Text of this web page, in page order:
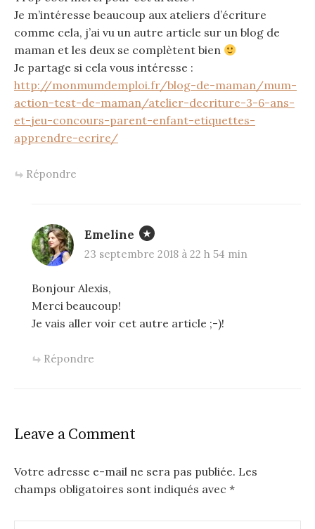
Je m’intéresse beaucoup aux ateliers d’écriture
comme cela, j’ai vu un autre article sur un blog de
maman et les deux se complètent bien
Je partage si cela vous intéresse :
http://monmumdemploi.fr/blog-de-maman/mum-
action-test-de-maman/atelier-decriture-3-6-ans-
et-jeu-concours-parent-enfant-etiquettes-
apprendre-ecrire/
Répondre
Emeline
23 septembre 2018 à 22 h 54 min
Bonjour Alexis,
Merci beaucoup!
Je vais aller voir cet autre article ;-)!
Répondre
Leave a Comment
Votre adresse e-mail ne sera pas publiée. Les
champs obligatoires sont indiqués avec *